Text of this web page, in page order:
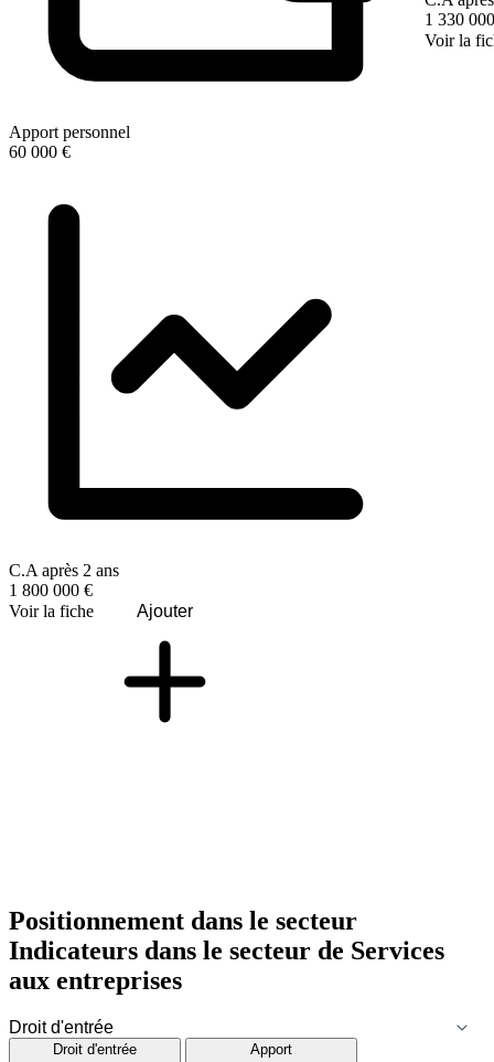
Apport personnel
60 000 €
C.A après 2 ans
1 800 000 €
Voir la fiche
Ajouter
1 330
Voir la
Positionnement dans le secteur
Indicateurs dans le secteur de Services
aux entreprises
Droit d'entrée Apport